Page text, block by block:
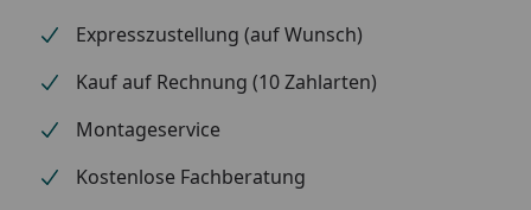
Expresszustellung (auf Wunsch)
Kauf auf Rechnung (10 Zahlarten)
Montageservice
Kostenlose Fachberatung